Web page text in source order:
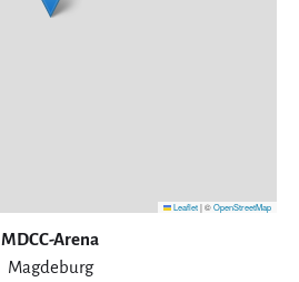
Leaflet|©OpenStreetMap
MDCC-Arena
Magdeburg